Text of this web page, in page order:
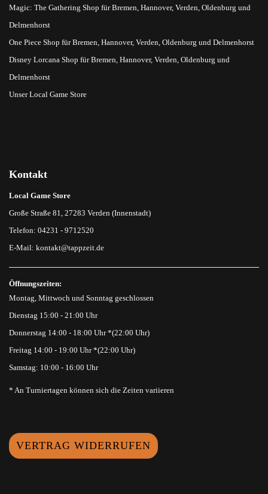
Magic: The Gathering Shop für Bremen, Hannover, Verden, Oldenburg und
Delmenhorst
One Piece Shop für Bremen, Hannover, Verden, Oldenburg und Delmenhorst
Disney Lorcana Shop für Bremen, Hannover, Verden, Oldenburg und
Delmenhorst
Unser Local Game Store
Kontakt
Local Game Store
Große Straße 81, 27283 Verden (Innenstadt)
Telefon: 04231 - 9712520
E-Mail: kontakt@tappzeit.de
Öffnungszeiten:
Montag, Mittwoch und Sonntag geschlossen
Dienstag 15:00 - 21:00 Uhr
Donnerstag 14:00 - 18:00 Uhr *(22:00 Uhr)
Freitag 14:00 - 19:00 Uhr *(22:00 Uhr)
Samstag: 10:00 - 16:00 Uhr
* An Turniertagen können sich die Zeiten variieren
VERTRAG WIDERRUFEN